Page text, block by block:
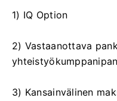
1) IQ Option
2) Vastaanottava
3) Kansainvälinen